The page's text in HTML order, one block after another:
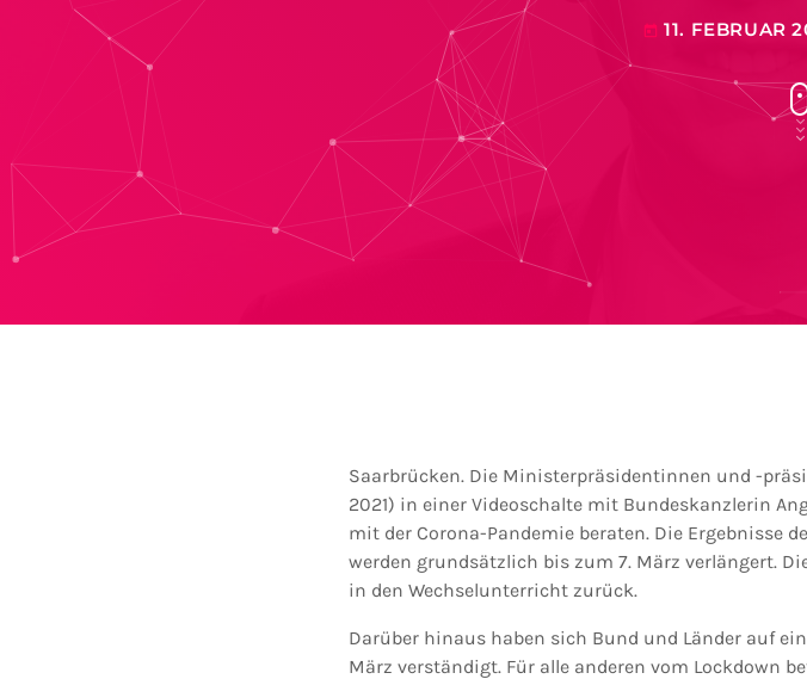
today 11. FEBRUAR
Saarbrücken. Die Ministerpräsidentinnen und -
2021) in einer Videoschalte mit Bundeskanzlerin
mit der Corona-Pandemie beraten. Die Ergebnisse
werden grundsätzlich bis zum 7. März verlängert.
in den Wechselunterricht zurück.
Darüber hinaus haben sich Bund und Länder auf
März verständigt. Für alle anderen vom Lockdown